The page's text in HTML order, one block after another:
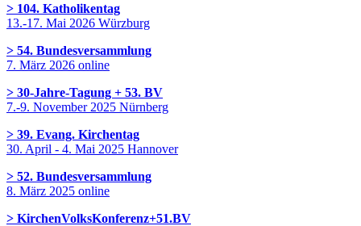
> 104. Katholikentag
13.-17. Mai 2026 Würzburg
> 54. Bundesversammlung
7. März 2026 online
> 30-Jahre-Tagung + 53. BV
7.-9. November 2025 Nürnberg
> 39. Evang. Kirchentag
30. April - 4. Mai 2025 Hannover
> 52. Bundesversammlung
8. März 2025 online
> KirchenVolksKonferenz+51.BV